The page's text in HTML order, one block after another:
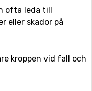
ofta leda till
eller skador på
kroppen vid fall och